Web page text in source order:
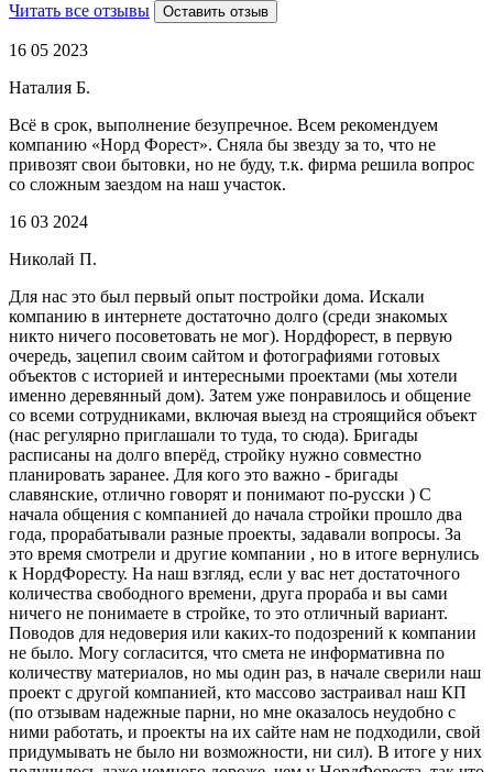
Читать все отзывы Оставить отзыв
16 05 2023
Наталия Б.
Всё в срок, выполнение безупречное. Всем рекомендуем
компанию «Норд Форест». Сняла бы звезду за то, что не
привозят свои бытовки, но не буду, т.к. фирма решила вопрос
со сложным заездом на наш участок.
16 03 2024
Николай П.
Для нас это был первый опыт постройки дома. Искали
компанию в интернете достаточно долго (среди знакомых
никто ничего посоветовать не мог). Нордфорест, в первую
очередь, зацепил своим сайтом и фотографиями готовых
объектов с историей и интересными проектами (мы хотели
именно деревянный дом). Затем уже понравилось и общение
со всеми сотрудниками, включая выезд на строящийся объект
(нас регулярно приглашали то туда, то сюда). Бригады
расписаны на долго вперёд, стройку нужно совместно
планировать заранее. Для кого это важно - бригады
славянские, отлично говорят и понимают по-русски ) С
начала общения с компанией до начала стройки прошло два
года, прорабатывали разные проекты, задавали вопросы. За
это время смотрели и другие компании , но в итоге вернулись
к НордФоресту. На наш взгляд, если у вас нет достаточного
количества свободного времени, друга прораба и вы сами
ничего не понимаете в стройке, то это отличный вариант.
Поводов для недоверия или каких-то подозрений к компании
не было. Могу согласится, что смета не информативна по
количеству материалов, но мы один раз, в начале сверили наш
проект с другой компанией, кто массово застраивал наш КП
(по отзывам надежные парни, но мне оказалось неудобно с
ними работать, и проекты на их сайте нам не подходили, свой
придумывать не было ни возможности, ни сил). В итоге у них